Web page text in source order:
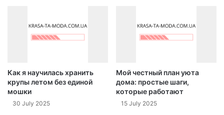
Как я научилась хранить
крупы летом без единой
мошки
30 July 2025
Мой честный план уюта
дома: простые шаги,
которые работают
15 July 2025